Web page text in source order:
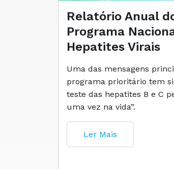
Relatório Anual
Programa
Hepatites Virais
Uma das mensagens
programa prioritário tem
teste das hepatites B e C
uma vez na vida”.
Ler Mais